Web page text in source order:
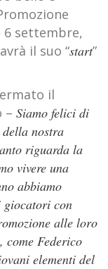
6 settembre,
il suo “start”
il
– Siamo felici di
della nostra
riguarda la
vivere una
abbiamo
giocatori con
alle loro
Federico
elementi del